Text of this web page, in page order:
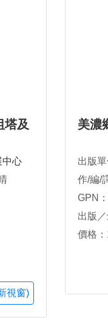
塔及
中心
視窗)
美濃
出版單
作/編/
GPN
出版
價格